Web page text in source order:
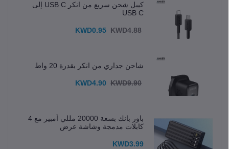
كيبل شحن سريع من انكر USB C إلى
USB C
KWD0.95 KWD4.88
شاحن جداري من انكر بقدرة 20 واط
KWD4.90 KWD9.90
باور بانك بسعة 20000 مللي أمبير مع 4
كابلات مدمجة وشاشة عرض
KWD3.99